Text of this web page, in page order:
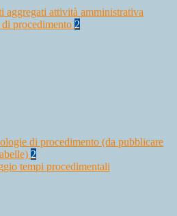
aggregati attività amministrativa
procedimento 2
di procedimento (da pubblicare
2
tempi procedimentali